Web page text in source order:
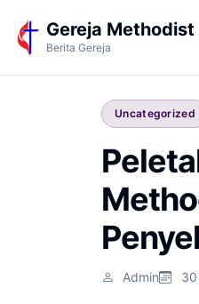
Gereja
Berita Gereja
Uncategorized
Admin